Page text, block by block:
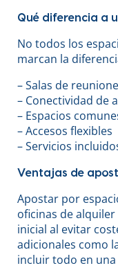
Qué diferencia a
No todos los
marcan la
– Salas de
– Conectividad de
– Espacios
– Accesos flexibles
– Servicios
Ventajas de
Apostar por
oficinas de
inicial al evitar
adicionales como
incluir todo en